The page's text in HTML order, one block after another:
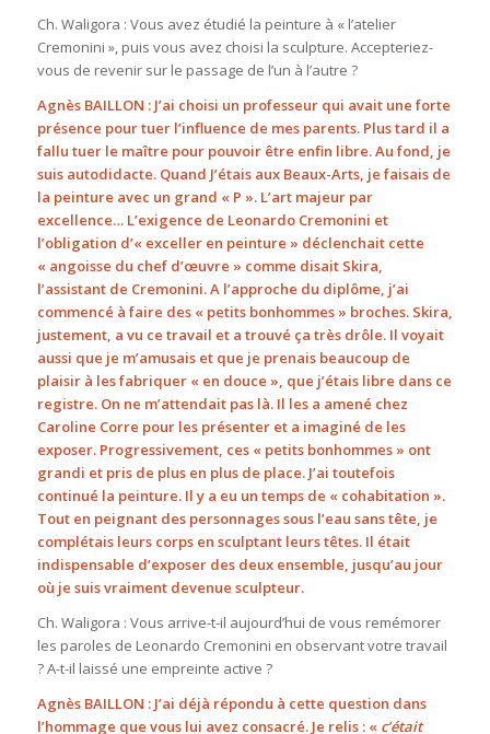
Ch. Waligora : Vous avez étudié la peinture à « l’atelier
Cremonini », puis vous avez choisi la sculpture. Accepteriez-
vous de revenir sur le passage de l’un à l’autre ?
Agnès BAILLON : J’ai choisi un professeur qui avait une forte
présence pour tuer l’influence de mes parents. Plus tard il a
fallu tuer le maître pour pouvoir être enfin libre. Au fond, je
suis autodidacte. Quand J’étais aux Beaux-Arts, je faisais de
la peinture avec un grand « P ». L’art majeur par
excellence… L’exigence de Leonardo Cremonini et
l’obligation d’« exceller en peinture » déclenchait cette
« angoisse du chef d’œuvre » comme disait Skira,
l’assistant de Cremonini. A l’approche du diplôme, j’ai
commencé à faire des « petits bonhommes » broches. Skira,
justement, a vu ce travail et a trouvé ça très drôle. Il voyait
aussi que je m’amusais et que je prenais beaucoup de
plaisir à les fabriquer « en douce », que j’étais libre dans ce
registre. On ne m’attendait pas là. Il les a amené chez
Caroline Corre pour les présenter et a imaginé de les
exposer. Progressivement, ces « petits bonhommes » ont
grandi et pris de plus en plus de place. J’ai toutefois
continué la peinture. Il y a eu un temps de « cohabitation ».
Tout en peignant des personnages sous l’eau sans tête, je
complétais leurs corps en sculptant leurs têtes. Il était
indispensable d’exposer des deux ensemble, jusqu’au jour
où je suis vraiment devenue sculpteur.
Ch. Waligora : Vous arrive-t-il aujourd’hui de vous remémorer
les paroles de Leonardo Cremonini en observant votre travail
? A-t-il laissé une empreinte active ?
Agnès BAILLON : J’ai déjà répondu à cette question dans
l’hommage que vous lui avez consacré. Je relis : « c’était